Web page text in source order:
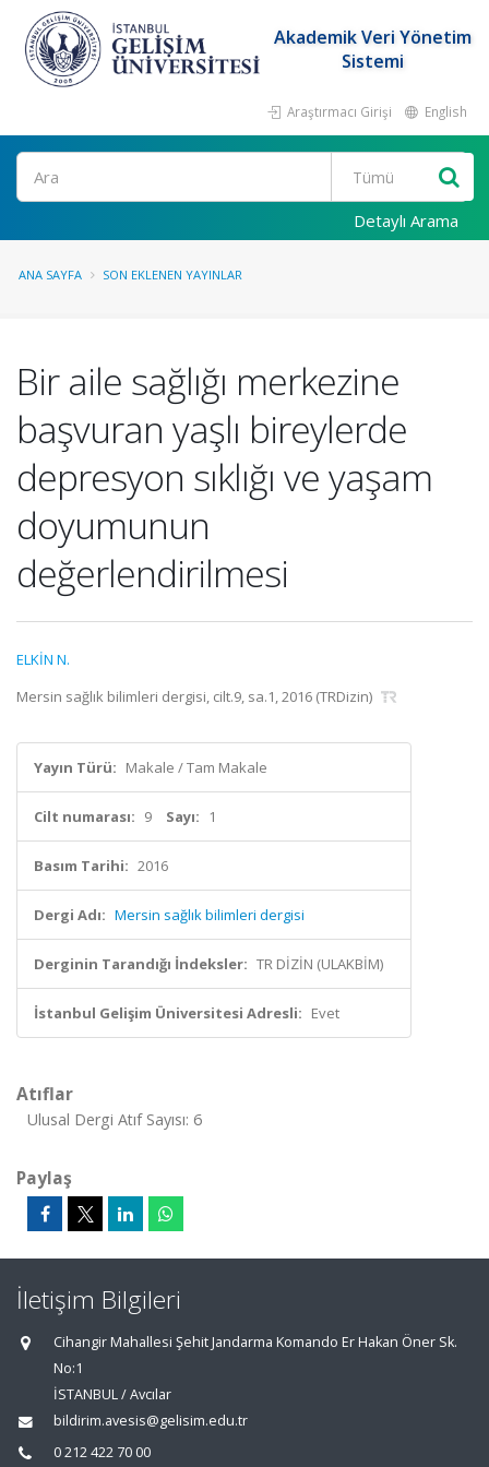
Akademik Veri Yönetim
Sistemi
Araştırmacı Girişi English
Ara
Detaylı Arama
ANA SAYFA SON EKLENEN YAYINLAR
Bir aile sağlığı merkezine
başvuran yaşlı bireylerde
depresyon sıklığı ve yaşam
doyumunun
değerlendirilmesi
ELKİN N.
Mersin sağlık bilimleri dergisi, cilt.9, sa.1, 2016 (TRDizin)
Yayın Türü: Makale / Tam Makale
Cilt numarası: 9 Sayı: 1
Basım Tarihi: 2016
Dergi Adı: Mersin sağlık bilimleri dergisi
Derginin Tarandığı İndeksler: TR DİZİN (ULAKBİM)
İstanbul Gelişim Üniversitesi Adresli: Evet
Atıflar
Ulusal Dergi Atıf Sayısı: 6
Paylaş
İletişim Bilgileri
Cihangir Mahallesi Şehit Jandarma Komando Er Hakan Öner Sk.
No:1
İSTANBUL / Avcılar
bildirim.avesis@gelisim.edu.tr
0 212 422 70 00